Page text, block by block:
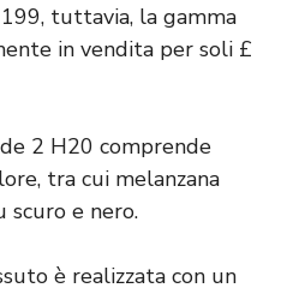
tuttavia, la gamma
in vendita per soli £
2 H20 comprende
tra cui melanzana
scuro e nero.
è realizzata con un